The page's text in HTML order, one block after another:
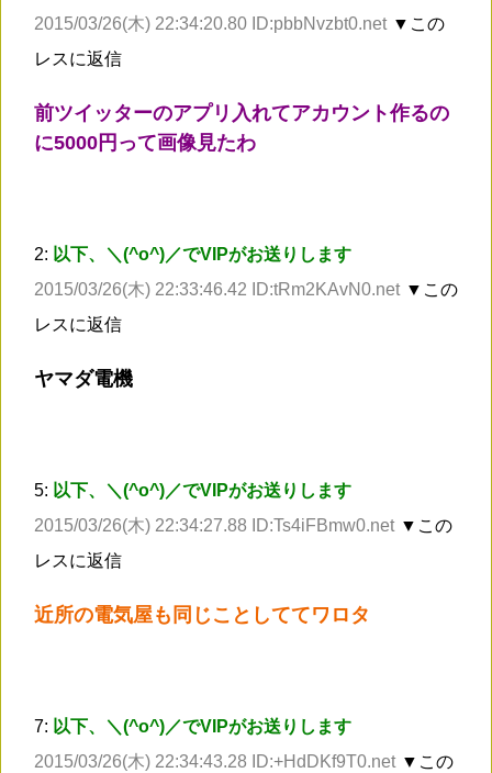
2015/03/26(木) 22:34:20.80 ID:pbbNvzbt0.net ▼この
レスに返信
前ツイッターのアプリ入れてアカウント作るの
に5000円って画像見たわ
2: 以下、＼(^o^)／でVIPがお送りします
2015/03/26(木) 22:33:46.42 ID:tRm2KAvN0.net ▼この
レスに返信
ヤマダ電機
5: 以下、＼(^o^)／でVIPがお送りします
2015/03/26(木) 22:34:27.88 ID:Ts4iFBmw0.net ▼この
レスに返信
近所の電気屋も同じことしててワロタ
7: 以下、＼(^o^)／でVIPがお送りします
2015/03/26(木) 22:34:43.28 ID:+HdDKf9T0.net ▼この